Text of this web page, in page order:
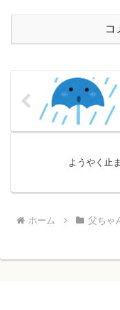
コ
ようやく止
ホーム 父ちゃ